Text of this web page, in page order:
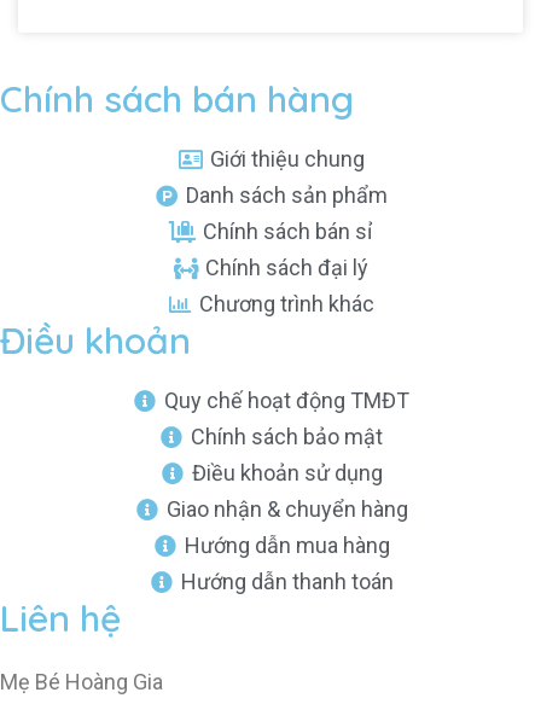
Chính sách bán hàng
Giới thiệu chung
Danh sách sản phẩm
Chính sách bán sỉ
Chính sách đại lý
Chương trình khác
Điều khoản
Quy chế hoạt động TMĐT
Chính sách bảo mật
Điều khoản sử dụng
Giao nhận & chuyển hàng
Hướng dẫn mua hàng
Hướng dẫn thanh toán
Liên hệ
Mẹ Bé Hoàng Gia